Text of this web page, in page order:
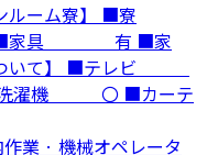
ルーム寮】 ■寮
家具 有 ■家
て】 ■テレビ
濯機 〇 ■カーテ
業 · 機械オペレータ